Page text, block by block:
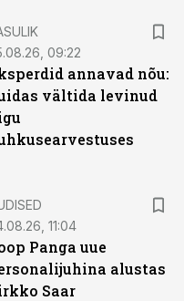
09:22
annavad nõu:
vältida levinud
11:04
Panga uue
alustas
Saar